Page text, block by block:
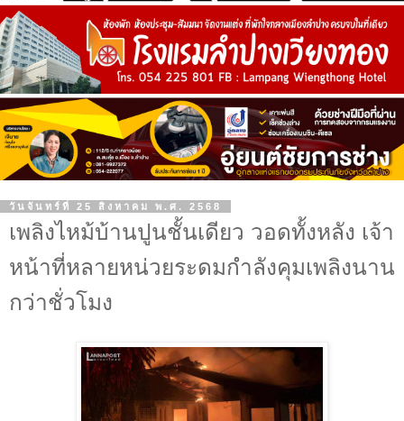
วันจันทร์ที่ 25 สิงหาคม พ.ศ. 2568
เพลิงไหม้บ้านปูนชั้นเดียว วอดทั้งหลัง เจ้า
หน้าที่หลายหน่วยระดมกำลังคุมเพลิงนาน
กว่าชั่วโมง